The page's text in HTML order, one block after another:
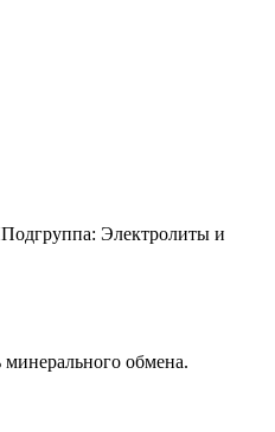
Подгруппа: Электролиты и
обмена.